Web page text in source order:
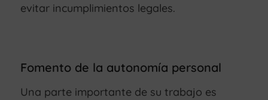
evitar incumplimientos legales.
Fomento de la autonomía personal
Una parte importante de su trabajo es